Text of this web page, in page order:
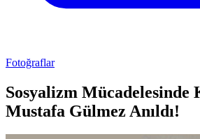
Fotoğraflar
Sosyalizm Mücadelesinde
Mustafa Gülmez Anıldı!